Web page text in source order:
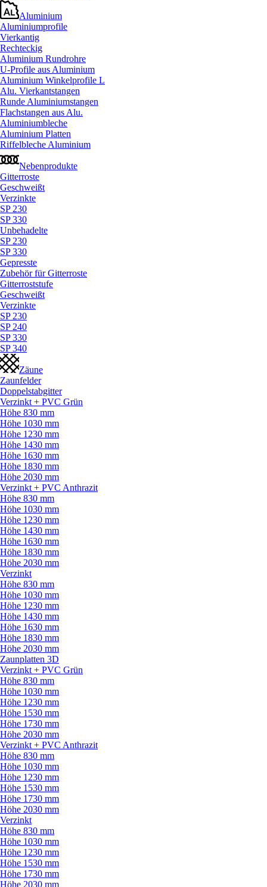
Aluminium
Aluminiumprofile
Vierkantig
Rechteckig
Aluminium Rundrohre
U-Profile aus Aluminium
Aluminium Winkelprofile L
Alu. Vierkantstangen
Runde Aluminiumstangen
Flachstangen aus Alu.
Aluminiumbleche
Aluminium Platten
Riffelbleche Aluminium
Nebenprodukte
Gitterroste
Geschweißt
Verzinkte
SP 230
SP 330
Unbehadelte
SP 230
SP 330
Gepresste
Zubehör für Gitterroste
Gitterroststufe
Geschweißt
Verzinkte
SP 230
SP 240
SP 330
SP 340
Zäune
Zaunfelder
Doppelstabgitter
Verzinkt + PVC Grün
Höhe 830 mm
Höhe 1030 mm
Höhe 1230 mm
Höhe 1430 mm
Höhe 1630 mm
Höhe 1830 mm
Höhe 2030 mm
Verzinkt + PVC Anthrazit
Höhe 830 mm
Höhe 1030 mm
Höhe 1230 mm
Höhe 1430 mm
Höhe 1630 mm
Höhe 1830 mm
Höhe 2030 mm
Verzinkt
Höhe 830 mm
Höhe 1030 mm
Höhe 1230 mm
Höhe 1430 mm
Höhe 1630 mm
Höhe 1830 mm
Höhe 2030 mm
Zaunplatten 3D
Verzinkt + PVC Grün
Höhe 830 mm
Höhe 1030 mm
Höhe 1230 mm
Höhe 1530 mm
Höhe 1730 mm
Höhe 2030 mm
Verzinkt + PVC Anthrazit
Höhe 830 mm
Höhe 1030 mm
Höhe 1230 mm
Höhe 1530 mm
Höhe 1730 mm
Höhe 2030 mm
Verzinkt
Höhe 830 mm
Höhe 1030 mm
Höhe 1230 mm
Höhe 1530 mm
Höhe 1730 mm
Höhe 2030 mm